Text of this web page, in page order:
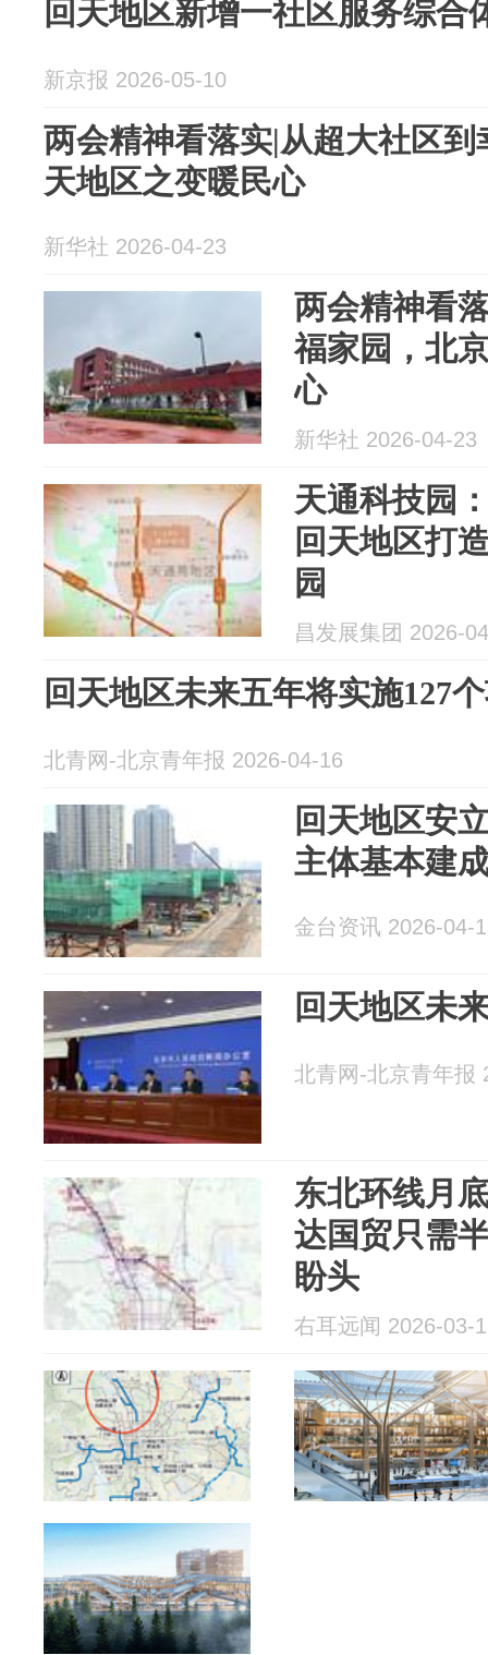
回天地区新增一社区服务综合
新京报 2026-05-10
两会精神看落实|从超大社区
天地区之变暖民心
新华社 2026-04-23
两会精神看
福家园，北
心
新华社 2026-04-23
天通科技园
回天地区打
园
昌发展集团 2026-
回天地区未来五年将实施127
北青网-北京青年报 2026-04-16
回天地区安
主体基本建
金台资讯 2026-04-
回天地区未
北青网-北京青年报
东北环线月
达国贸只需
盼头
右耳远闻 2026-03-